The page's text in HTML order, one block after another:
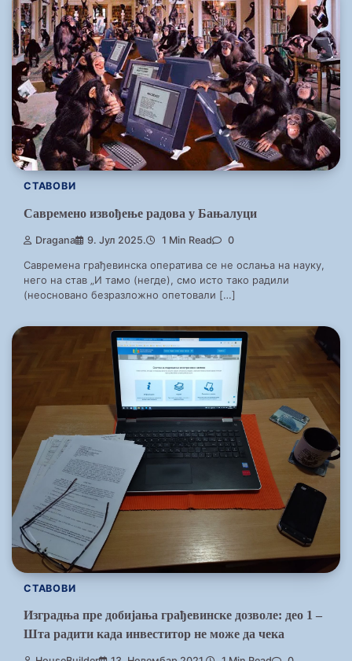
СТАВОВИ
Савремено извођење радова у Бањалуци
Dragana 9. Јул 2025. 1 Min Read 0
Савремена грађевинска оператива се не ослања на науку,
него на став „И тамо (негде), смо исто тако радили
(неосновано безразложно опетовали […]
СТАВОВИ
Изградња пре добијања грађевинске дозволе: део 1 –
Шта радити када инвеститор не може да чека